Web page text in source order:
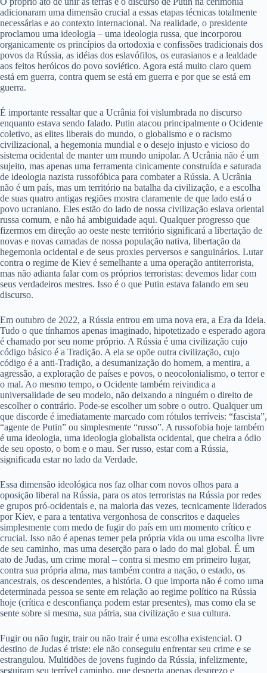
adicionaram uma dimensão crucial a essas etapas técnicas totalmente
necessárias e ao contexto internacional. Na realidade, o presidente
proclamou uma ideologia – uma ideologia russa, que incorporou
organicamente os princípios da ortodoxia e confissões tradicionais dos
povos da Rússia, as idéias dos eslavófilos, os eurasianos e a lealdade
aos feitos heróicos do povo soviético. Agora está muito claro quem
está em guerra, contra quem se está em guerra e por que se está em
guerra.
É importante ressaltar que a Ucrânia foi vislumbrada no discurso
enquanto estava sendo falado. Putin atacou principalmente o Ocidente
coletivo, as elites liberais do mundo, o globalismo e o racismo
civilizacional, a hegemonia mundial e o desejo injusto e vicioso do
sistema ocidental de manter um mundo unipolar. A Ucrânia não é um
sujeito, mas apenas uma ferramenta cinicamente construída e saturada
de ideologia nazista russofóbica para combater a Rússia. A Ucrânia
não é um país, mas um território na batalha da civilização, e a escolha
de suas quatro antigas regiões mostra claramente de que lado está o
povo ucraniano. Eles estão do lado de nossa civilização eslava oriental
russa comum, e não há ambiguidade aqui. Qualquer progresso que
fizermos em direção ao oeste neste território significará a libertação de
novas e novas camadas de nossa população nativa, libertação da
hegemonia ocidental e de seus proxies perversos e sanguinários. Lutar
contra o regime de Kiev é semelhante a uma operação antiterrorista,
mas não adianta falar com os próprios terroristas: devemos lidar com
seus verdadeiros mestres. Isso é o que Putin estava falando em seu
discurso.
Em outubro de 2022, a Rússia entrou em uma nova era, a Era da Ideia.
Tudo o que tínhamos apenas imaginado, hipotetizado e esperado agora
é chamado por seu nome próprio. A Rússia é uma civilização cujo
código básico é a Tradição. A ela se opõe outra civilização, cujo
código é a anti-Tradição, a desumanização do homem, a mentira, a
agressão, a exploração de países e povos, o neocolonialismo, o terror e
o mal. Ao mesmo tempo, o Ocidente também reivindica a
universalidade de seu modelo, não deixando a ninguém o direito de
escolher o contrário. Pode-se escolher um sobre o outro. Qualquer um
que discorde é imediatamente marcado com rótulos terríveis: “fascista”,
“agente de Putin” ou simplesmente “russo”. A russofobia hoje também
é uma ideologia, uma ideologia globalista ocidental, que cheira a ódio
de seu oposto, o bom e o mau. Ser russo, estar com a Rússia,
significada estar no lado da Verdade.
Essa dimensão ideológica nos faz olhar com novos olhos para a
oposição liberal na Rússia, para os atos terroristas na Rússia por redes
e grupos pró-ocidentais e, na maioria das vezes, tecnicamente liderados
por Kiev, e para a tentativa vergonhosa de conscritos e daqueles
simplesmente com medo de fugir do país em um momento crítico e
crucial. Isso não é apenas temer pela própria vida ou uma escolha livre
de seu caminho, mas uma deserção para o lado do mal global. É um
ato de Judas, um crime moral – contra si mesmo em primeiro lugar,
contra sua própria alma, mas também contra a nação, o estado, os
ancestrais, os descendentes, a história. O que importa não é como uma
determinada pessoa se sente em relação ao regime político na Rússia
hoje (crítica e desconfiança podem estar presentes), mas como ela se
sente sobre si mesma, sua pátria, sua civilização e sua cultura.
Fugir ou não fugir, trair ou não trair é uma escolha existencial. O
destino de Judas é triste: ele não conseguiu enfrentar seu crime e se
estrangulou. Multidões de jovens fugindo da Rússia, infelizmente,
seguiram seu terrível caminho, que desperta apenas desprezo e